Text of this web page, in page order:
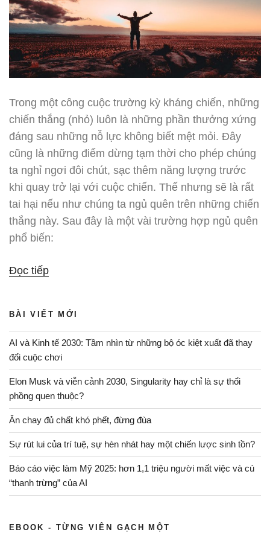
Trong một công cuộc trường kỳ kháng chiến, những
chiến thắng (nhỏ) luôn là những phần thưởng xứng
đáng sau những nỗ lực không biết mệt mỏi. Đây
cũng là những điểm dừng tạm thời cho phép chúng
ta nghỉ ngơi đôi chút, sạc thêm năng lượng trước
khi quay trở lại với cuộc chiến. Thế nhưng sẽ là rất
tai hại nếu như chúng ta ngủ quên trên những chiến
thắng này. Sau đây là một vài trường hợp ngủ quên
phổ biến:
Đọc tiếp“Sự
chiến
thắng”
BÀI VIẾT MỚI
AI và Kinh tế 2030: Tầm nhìn từ những bộ óc kiệt xuất đã thay
đổi cuộc chơi
Elon Musk và viễn cảnh 2030, Singularity hay chỉ là sự thổi
phồng quen thuộc?
Ăn chay đủ chất khó phết, đừng đùa
Sự rút lui của trí tuệ, sự hèn nhát hay một chiến lược sinh tồn?
Báo cáo việc làm Mỹ 2025: hơn 1,1 triệu người mất việc và cú
“thanh trừng” của AI
EBOOK - TỪNG VIÊN GẠCH MỘT